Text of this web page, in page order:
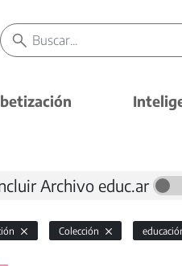
Archivo educ.ar
Colección